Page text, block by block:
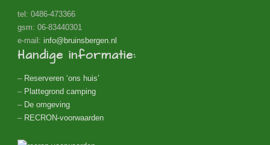
tel: 0486-473366
gsm: 06-83440301
e-mail: info@bruinsbergen.nl
Handige informatie:
– Reserveren ‘ons huis’
– Plattegrond camping
– De omgeving
– RECRON-voorwaarden